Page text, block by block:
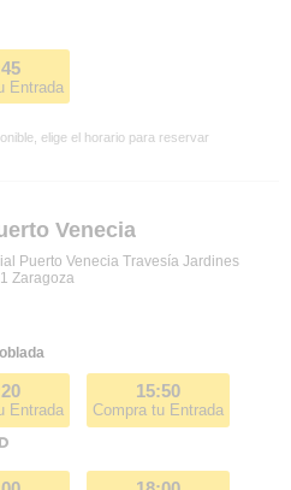
Entrada
elige el horario para reservar
Venecia
Puerto Venecia Travesía Jardines
Zaragoza
Entrada
15:50
Compra tu Entrada